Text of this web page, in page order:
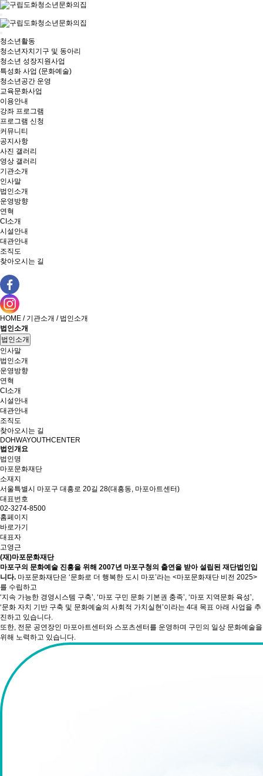
청소년활동
청소년자치기구 및 동아리
청소년 성장지원사업
특성화 사업 (문화예술)
청소년공간 운영
교육문화사업
이용안내
강좌 프로그램
프로그램 신청
커뮤니티
공지사항
사진 갤러리
영상 갤러리
기관소개
인사말
법인소개
운영방향
연혁
CI소개
시설안내
대관안내
조직도
찾아오시는 길
HOME / 기관소개 / 법인소개
법인소개
법인소개
인사말
법인소개
운영방향
연혁
CI소개
시설안내
대관안내
조직도
찾아오시는 길
DOHWAYOUTHCENTER
법인개요
법인명
마포문화재단
소재지
서울특별시 마포구 대흥로 20길 28(대흥동, 마포아트센터)
대표번호
02-3274-8500
홈페이지
바로가기
대표자
고영근
(재)마포문화재단
마포구의 문화예술 진흥을 위해 2007년 마포구청의 출연을 받아 설립된 재단법인입
니다. 마포문화재단은 ‘문화로 더 행복한 도시 마포’라는 <마포문화재단 비전 2025>
를 수립하고
‘지속 가능한 경영시스템 구축’, ‘마포 구민 문화 기본권 충족’, ‘마포 지역문화 육성’,
‘문화 자치 기반 구축 및 문화예술의 사회적 가치실현’이라는 4대 목표 아래 사업을 추
진하고 있습니다.
또한, 전문 공연장인 마포아트센터와 스포츠센터를 운영하며 구민의 일상 문화예술을
위해 노력하고 있습니다.